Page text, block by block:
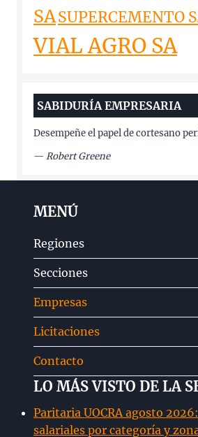
SASUPERCEMENTO
VIAL AGRO SA
SABIDURÍA EMPRESARIA
Desempeñe el papel de cortesano
— Robert Greene
MENÚ
Regiones
Secciones
Empresas
Licitaciones
Contacto
LO MÁS VISTO DE LA
Paritaria UOCRA agosto
salariales por categoría y